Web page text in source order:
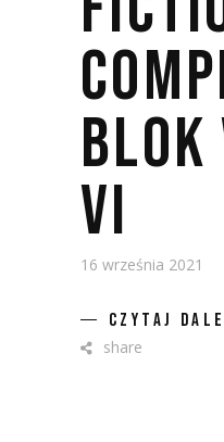
VI
16 września 2021
CZYTAJ
share